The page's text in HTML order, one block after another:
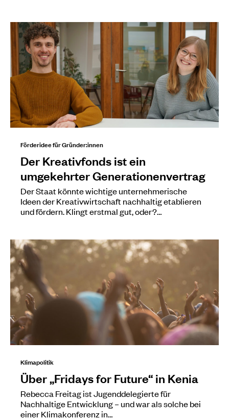
Förderidee für Gründer:innen
Der Kreativfonds ist ein
umgekehrter Generationenvertrag
Der Staat könnte wichtige unternehmerische
Ideen der Kreativwirtschaft nachhaltig etablieren
und fördern. Klingt erstmal gut, oder?…
Klimapolitik
Über „Fridays for Future“ in Kenia
Rebecca Freitag ist Jugenddelegierte für
Nachhaltige Entwicklung – und war als solche bei
einer Klimakonferenz in…